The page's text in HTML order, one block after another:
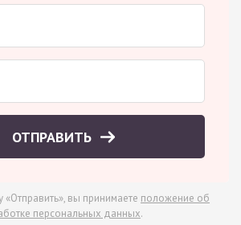
ОТПРАВИТЬ
вы принимаете положение об
персональных данных.